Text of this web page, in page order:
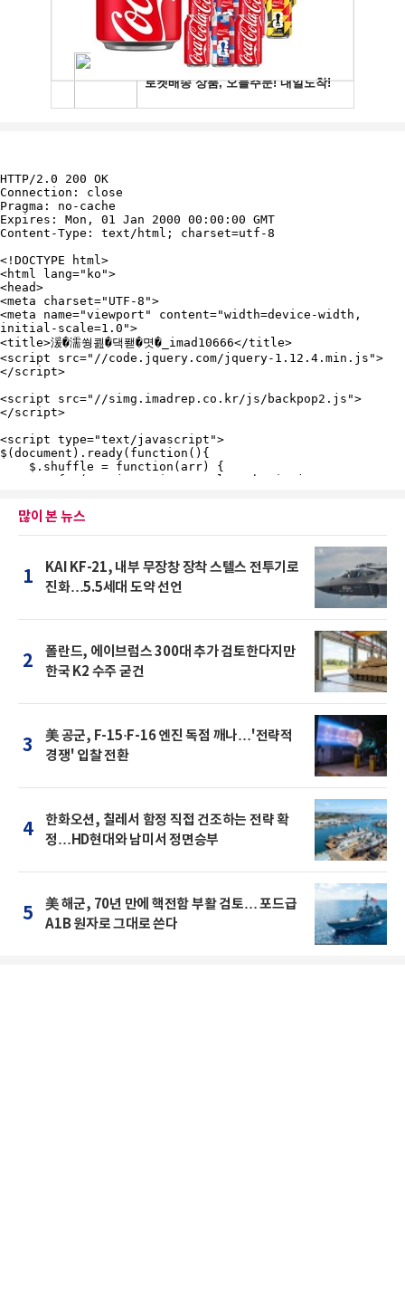
많이 본 뉴스
1
KAI KF-21, 내부 무장창 장착 스텔스 전투기로
진화…5.5세대 도약 선언
2
폴란드, 에이브럼스 300대 추가 검토한다지만
한국 K2 수주 굳건
3
美 공군, F-15·F-16 엔진 독점 깨나…'전략적
경쟁' 입찰 전환
4
한화오션, 칠레서 함정 직접 건조하는 전략 확
정…HD현대와 남미서 정면승부
5
美 해군, 70년 만에 핵전함 부활 검토… 포드급
A1B 원자로 그대로 쓴다